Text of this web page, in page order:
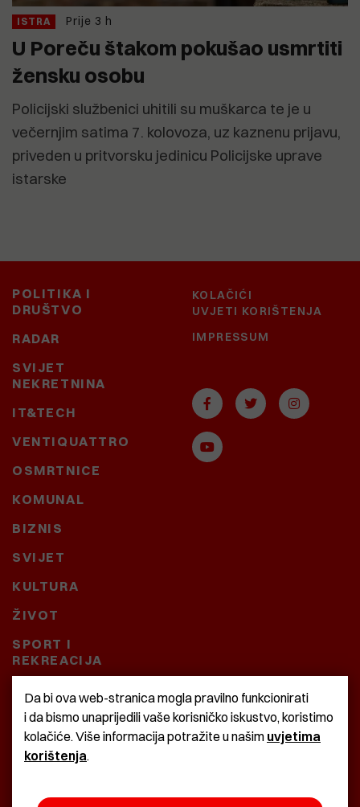
ISTRA Prije 3 h
U Poreču štakom pokušao usmrtiti
žensku osobu
Policijski službenici uhitili su muškarca te je u
večernjim satima 7. kolovoza, uz kaznenu prijavu,
priveden u pritvorsku jedinicu Policijske uprave
istarske
POLITIKA I
DRUŠTVO
RADAR
SVIJET
NEKRETNINA
IT&TECH
VENTIQUATTRO
OSMRTNICE
KOMUNAL
BIZNIS
SVIJET
KULTURA
ŽIVOT
SPORT I
REKREACIJA
CRNA KRONIKA
BAŠTARDINI I PRAVI
KRASNA ZEMLJA
KOLAČIĆI
UVJETI KORIŠTENJA
IMPRESSUM
Da bi ova web-stranica mogla pravilno funkcionirati
i da bismo unaprijedili vaše korisničko iskustvo, koristimo
kolačiće. Više informacija potražite u našim uvjetima
korištenja.